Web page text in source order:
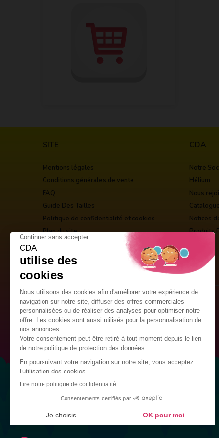
SITE
Mentions légales
Conditions générales de vente
FAQ
Guide Des Tailles
Politique de confidentialité et cookies
Plan du site
Kits de décoration
Drapeaux Personnalisés
CDA
Notre
Hélium
Nous
Notices
Produits